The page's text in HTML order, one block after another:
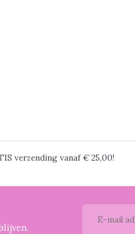
verzending vanaf € 25,00!